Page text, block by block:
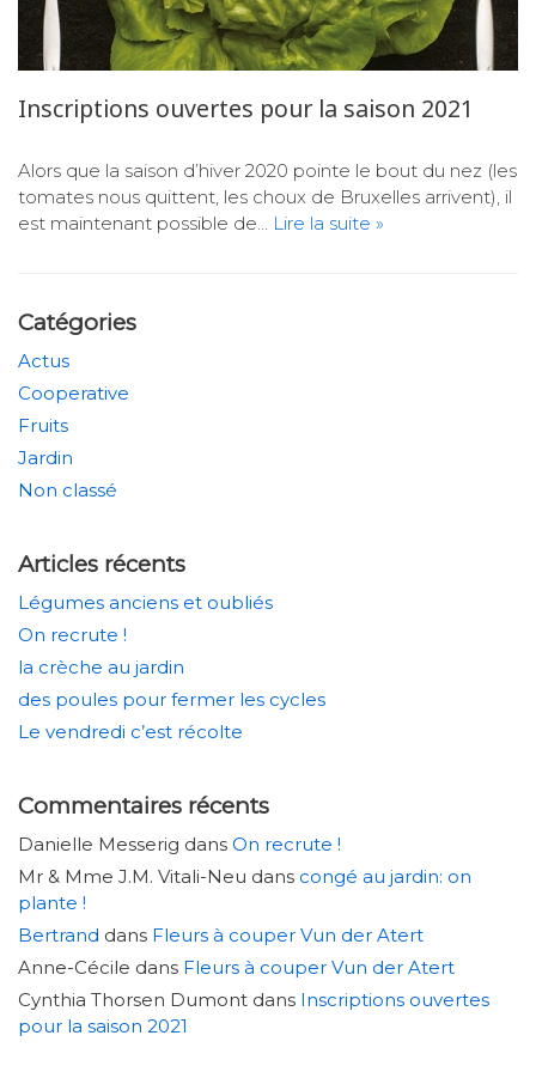
Inscriptions ouvertes pour la saison 2021
Alors que la saison d’hiver 2020 pointe le bout du nez (les
tomates nous quittent, les choux de Bruxelles arrivent), il
est maintenant possible de… Lire la suite »
Catégories
Actus
Cooperative
Fruits
Jardin
Non classé
Articles récents
Légumes anciens et oubliés
On recrute !
la crèche au jardin
des poules pour fermer les cycles
Le vendredi c’est récolte
Commentaires récents
Danielle Messerig dans On recrute !
Mr & Mme J.M. Vitali-Neu dans congé au jardin: on
plante !
Bertrand dans Fleurs à couper Vun der Atert
Anne-Cécile dans Fleurs à couper Vun der Atert
Cynthia Thorsen Dumont dans Inscriptions ouvertes
pour la saison 2021